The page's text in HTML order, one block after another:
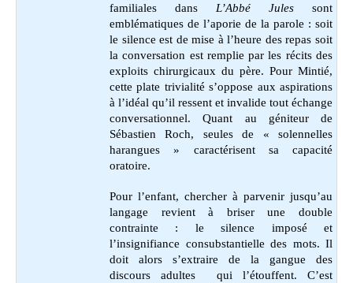
familiales dans L’Abbé Jules sont
emblématiques de l’aporie de la parole : soit
le silence est de mise à l’heure des repas soit
la conversation est remplie par les récits des
exploits chirurgicaux du père. Pour Mintié,
cette plate trivialité s’oppose aux aspirations
à l’idéal qu’il ressent et invalide tout échange
conversationnel. Quant au géniteur de
Sébastien Roch, seules de « solennelles
harangues » caractérisent sa capacité
oratoire.
Pour l’enfant, chercher à parvenir jusqu’au
langage revient à briser une double
contrainte : le silence imposé et
l’insignifiance consubstantielle des mots. Il
doit alors s’extraire de la gangue des
discours adultes qui l’étouffent. C’est